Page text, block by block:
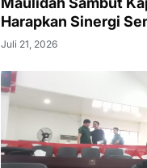
Harapkan Sinergi
Juli 21, 2026